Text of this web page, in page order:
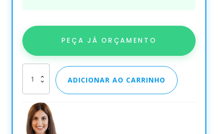
PEÇA JÁ ORÇAMENTO
ColorWorks
quantity
ADICIONAR AO CARRINHO